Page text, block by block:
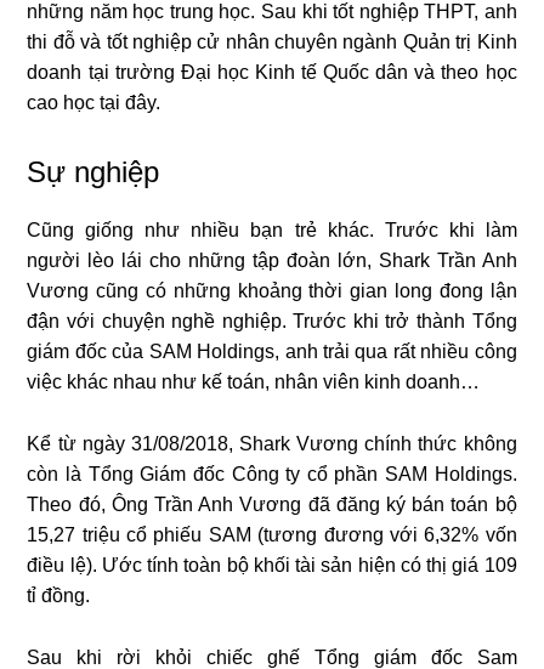
những năm học trung học. Sau khi tốt nghiệp THPT, anh
thi đỗ và tốt nghiệp cử nhân chuyên ngành Quản trị Kinh
doanh tại trường Đại học Kinh tế Quốc dân và theo học
cao học tại đây.
Sự nghiệp
Cũng giống như nhiều bạn trẻ khác. Trước khi làm
người lèo lái cho những tập đoàn lớn, Shark Trần Anh
Vương cũng có những khoảng thời gian long đong lận
đận với chuyện nghề nghiệp. Trước khi trở thành Tổng
giám đốc của SAM Holdings, anh trải qua rất nhiều công
việc khác nhau như kế toán, nhân viên kinh doanh…
Kể từ ngày 31/08/2018, Shark Vương chính thức không
còn là Tổng Giám đốc Công ty cổ phần SAM Holdings.
Theo đó, Ông Trần Anh Vương đã đăng ký bán toán bộ
15,27 triệu cổ phiếu SAM (tương đương với 6,32% vốn
điều lệ). Ước tính toàn bộ khối tài sản hiện có thị giá 109
tỉ đồng.
Sau khi rời khỏi chiếc ghế Tổng giám đốc Sam